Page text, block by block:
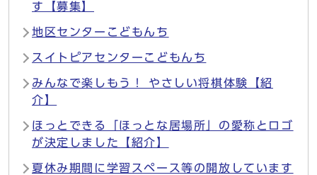
す【募集】
地区センターこどもんち
スイトピアセンターこどもんち
みんなで楽しもう！ やさしい将棋体験【紹
介】
ほっとできる「ほっとな居場所」の愛称とロゴ
が決定しました【紹介】
夏休み期間に学習スペース等の開放しています